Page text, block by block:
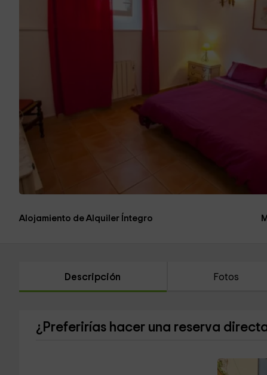
Alojamiento de Alquiler Íntegro
Descripción Fotos
¿Preferirías hacer una reserva